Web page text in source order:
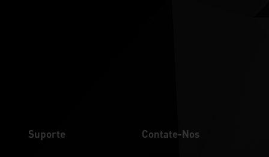
Suporte Contate-Nos